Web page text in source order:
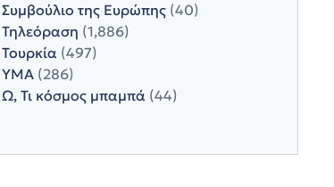
Συμβούλιο της Ευρώπης(40)
Τηλεόραση (1,886)
Τουρκία(497)
ΥΜΑ(286)
Ω, Τι κόσμος μπαμπά(44)